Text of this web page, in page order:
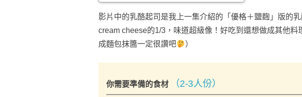
影片中的乳酪起司是我上一集介紹的「優格＋鹽麴」版的
cream cheese的1/3，味道超級像！好吃到還想做成其他料
成麵包抹醬一定很讚吧
）
你需要準備的食材 （2-3人份）